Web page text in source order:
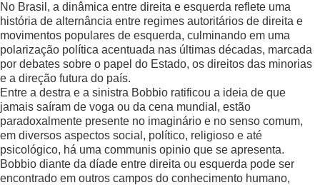
No Brasil, a dinâmica entre direita e esquerda reflete uma
história de alternância entre regimes autoritários de direita e
movimentos populares de esquerda, culminando em uma
polarização política acentuada nas últimas décadas, marcada
por debates sobre o papel do Estado, os direitos das minorias
e a direção futura do país.
Entre a destra e a sinistra Bobbio ratificou a ideia de que
jamais saíram de voga ou da cena mundial, estão
paradoxalmente presente no imaginário e no senso comum,
em diversos aspectos social, político, religioso e até
psicológico, há uma communis opinio que se apresenta.
Bobbio diante da díade entre direita ou esquerda pode ser
encontrado em outros campos do conhecimento humano,